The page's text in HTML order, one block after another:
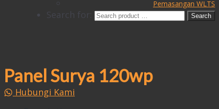
Pemasangan WLTS
Search for:
Panel Surya 120wp
Hubungi Kami